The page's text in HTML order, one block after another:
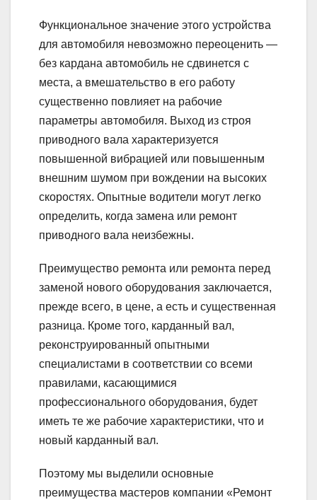
Функциональное значение этого устройства
для автомобиля невозможно переоценить —
без кардана автомобиль не сдвинется с
места, а вмешательство в его работу
существенно повлияет на рабочие
параметры автомобиля. Выход из строя
приводного вала характеризуется
повышенной вибрацией или повышенным
внешним шумом при вождении на высоких
скоростях. Опытные водители могут легко
определить, когда замена или ремонт
приводного вала неизбежны.
Преимущество ремонта или ремонта перед
заменой нового оборудования заключается,
прежде всего, в цене, а есть и существенная
разница. Кроме того, карданный вал,
реконструированный опытными
специалистами в соответствии со всеми
правилами, касающимися
профессионального оборудования, будет
иметь те же рабочие характеристики, что и
новый карданный вал.
Поэтому мы выделили основные
преимущества мастеров компании «Ремонт